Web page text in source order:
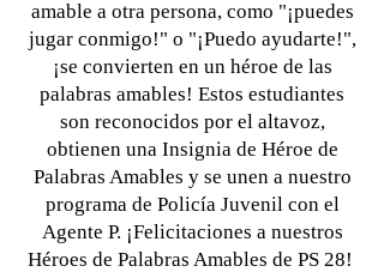
amable a otra persona, como "¡puedes
jugar conmigo!" o "¡Puedo ayudarte!",
¡se convierten en un héroe de las
palabras amables! Estos estudiantes
son reconocidos por el altavoz,
obtienen una Insignia de Héroe de
Palabras Amables y se unen a nuestro
programa de Policía Juvenil con el
Agente P. ¡Felicitaciones a nuestros
Héroes de Palabras Amables de PS 28!